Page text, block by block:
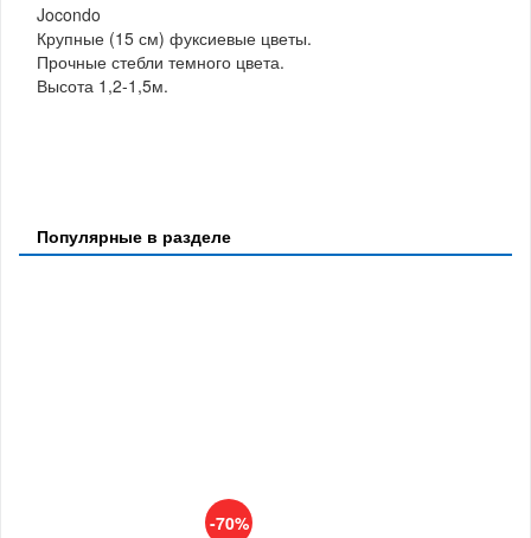
Jocondo
Крупные (15 см) фуксиевые цветы.
Прочные стебли темного цвета.
Высота 1,2-1,5м.
Популярные в разделе
-70%